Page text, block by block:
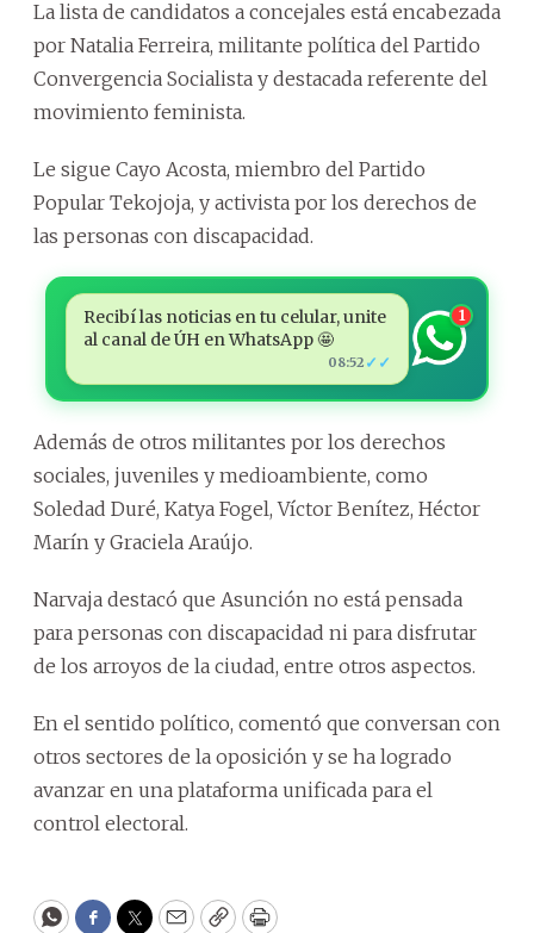
La lista de candidatos a concejales está encabezada
por Natalia Ferreira, militante política del Partido
Convergencia Socialista y destacada referente del
movimiento feminista.
Le sigue Cayo Acosta, miembro del Partido
Popular Tekojoja, y activista por los derechos de
las personas con discapacidad.
Recibí las noticias en tu celular, unite
al canal de ÚH en WhatsApp 🤩
08:52 ✓✓
1
Además de otros militantes por los derechos
sociales, juveniles y medioambiente, como
Soledad Duré, Katya Fogel, Víctor Benítez, Héctor
Marín y Graciela Araújo.
Narvaja destacó que Asunción no está pensada
para personas con discapacidad ni para disfrutar
de los arroyos de la ciudad, entre otros aspectos.
En el sentido político, comentó que conversan con
otros sectores de la oposición y se ha logrado
avanzar en una plataforma unificada para el
control electoral.